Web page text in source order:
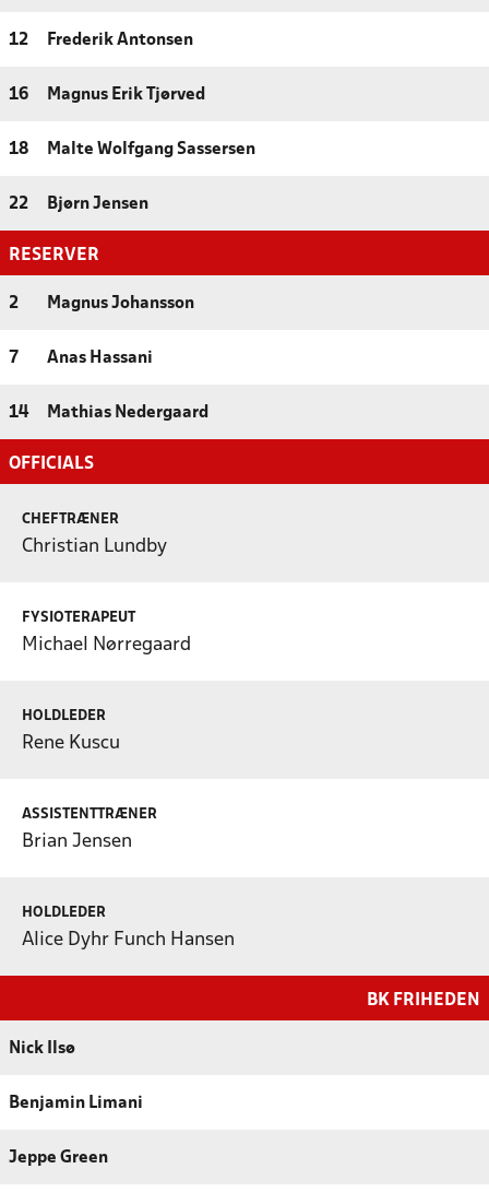
12 Frederik Antonsen
16 Magnus Erik Tjørved
18 Malte Wolfgang Sassersen
22 Bjørn Jensen
RESERVER
2 Magnus Johansson
7 Anas Hassani
14 Mathias Nedergaard
OFFICIALS
CHEFTRÆNER
Christian Lundby
FYSIOTERAPEUT
Michael Nørregaard
HOLDLEDER
Rene Kuscu
ASSISTENTTRÆNER
Brian Jensen
HOLDLEDER
Alice Dyhr Funch Hansen
BK FRIHEDEN
Nick Ilsø
Benjamin Limani
Jeppe Green